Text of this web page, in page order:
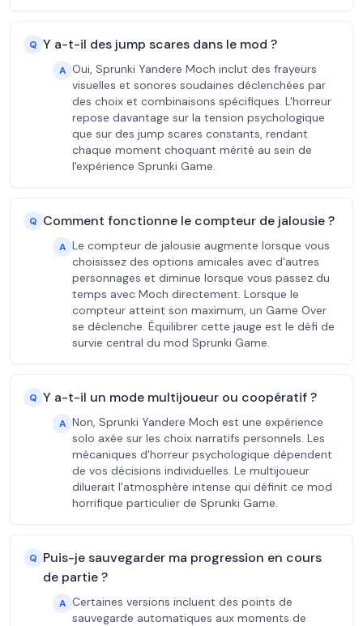
Q Y a-t-il des jump scares dans le mod ?
A Oui, Sprunki Yandere Moch inclut des frayeurs
visuelles et sonores soudaines déclenchées par
des choix et combinaisons spécifiques. L'horreur
repose davantage sur la tension psychologique
que sur des jump scares constants, rendant
chaque moment choquant mérité au sein de
l'expérience Sprunki Game.
Q Comment fonctionne le compteur de jalousie ?
A Le compteur de jalousie augmente lorsque vous
choisissez des options amicales avec d'autres
personnages et diminue lorsque vous passez du
temps avec Moch directement. Lorsque le
compteur atteint son maximum, un Game Over
se déclenche. Équilibrer cette jauge est le défi de
survie central du mod Sprunki Game.
Q Y a-t-il un mode multijoueur ou coopératif ?
A Non, Sprunki Yandere Moch est une expérience
solo axée sur les choix narratifs personnels. Les
mécaniques d'horreur psychologique dépendent
de vos décisions individuelles. Le multijoueur
diluerait l'atmosphère intense qui définit ce mod
horrifique particulier de Sprunki Game.
Q Puis-je sauvegarder ma progression en cours
de partie ?
A Certaines versions incluent des points de
sauvegarde automatiques aux moments de